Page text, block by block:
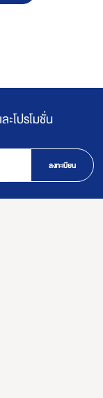
ะโปรโมชั่น
ลงทะเบียน